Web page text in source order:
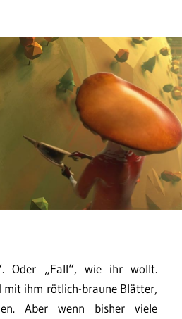
Oder „Fall“, wie ihr wollt.
mit ihm rötlich-braune Blätter,
Aber wenn bisher viele